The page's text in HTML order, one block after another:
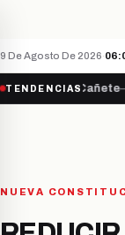
9 De Agosto De 2026·
TENDENCIAS
Cañete —
NUEVA